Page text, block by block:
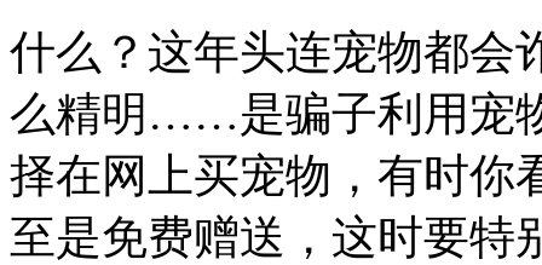
什么？这年头连宠物都会
么精明……是骗子利用宠
择在网上买宠物，有时你
至是免费赠送，这时要特